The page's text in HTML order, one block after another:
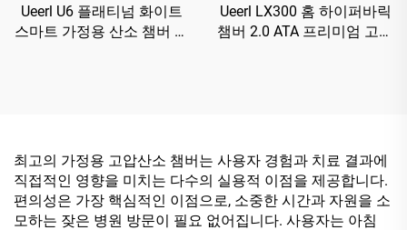
Ueerl U6 플래티넘 화이트
스마트 가정용 산소 챔버 휴
Ueerl LX300 홈 하이퍼바릭
챔버 2.0 ATA 프리미엄 고효
최고의 가정용 고압산소 챔버는 사용자 경험과 치료 결과에
직접적인 영향을 미치는 다수의 실용적 이점을 제공합니다.
편의성은 가장 핵심적인 이점으로, 소중한 시간과 자원을 소
모하는 잦은 병원 방문이 필요 없어집니다. 사용자는 아침